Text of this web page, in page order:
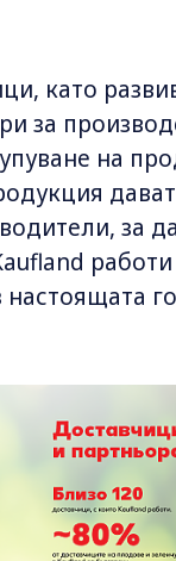
като
за
на
за